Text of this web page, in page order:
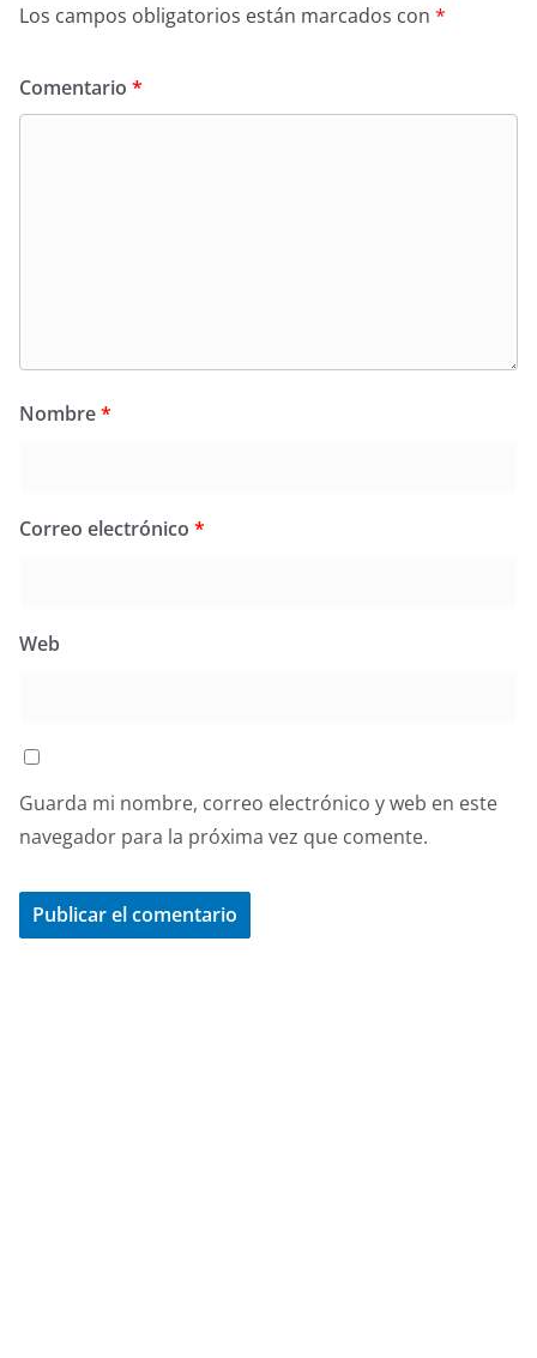
Los campos obligatorios están marcados con *
Comentario *
Nombre*
Correo electrónico *
Web
Guarda mi nombre, correo electrónico y web en este
navegador para la próxima vez que comente.